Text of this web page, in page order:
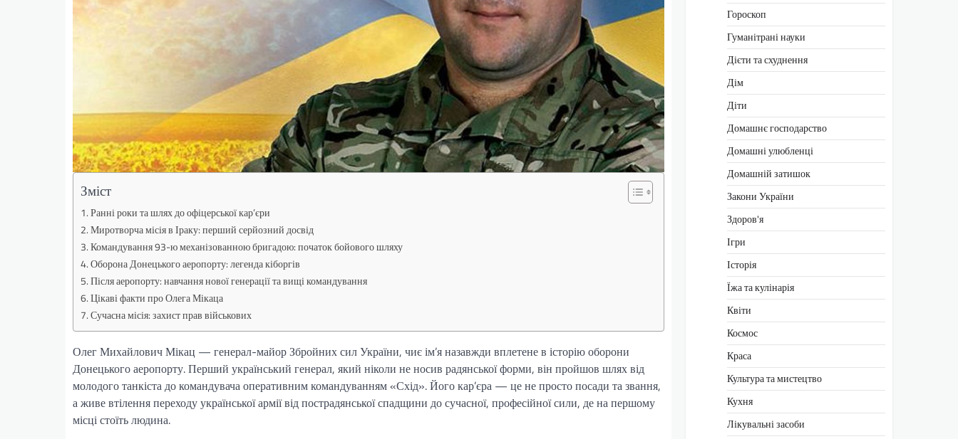
Зміст
Ранні роки та шлях до офіцерської кар’єри
Миротворча місія в Іраку: перший серйозний досвід
Командування 93-ю механізованною бригадою: початок бойового шляху
Оборона Донецького аеропорту: легенда кіборгів
Після аеропорту: навчання нової генерації та вищі командування
Цікаві факти про Олега Мікаца
Сучасна місія: захист прав військових
Олег Михайлович Мікац — генерал-майор Збройних сил України, чиє ім’я назавжди вплетене в історію оборони
Донецького аеропорту. Перший український генерал, який ніколи не носив радянської форми, він пройшов шлях від
молодого танкіста до командувача оперативним командуванням «Схід». Його кар’єра — це не просто посади та звання,
а живе втілення переходу української армії від пострадянської спадщини до сучасної, професійної сили, де на першому
місці стоїть людина.
Гороскоп
Гуманітрані науки
Дієти та схуднення
Дім
Діти
Домашнє господарство
Домашні улюбленці
Домашній затишок
Закони України
Здоров'я
Ігри
Історія
Їжа та кулінарія
Квіти
Космос
Краса
Культура та мистецтво
Кухня
Лікувальні засоби